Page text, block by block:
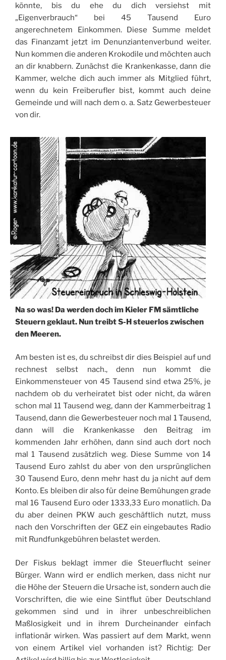
könnte, bis du ehe du dich versiehst mit
„Eigenverbrauch“ bei 45 Tausend Euro
angerechnetem Einkommen. Diese Summe meldet
das Finanzamt jetzt im Denunziantenverbund weiter.
Nun kommen die anderen Krokodile und möchten auch
an dir knabbern. Zunächst die Krankenkasse, dann die
Kammer, welche dich auch immer als Mitglied führt,
wenn du kein Freiberufler bist, kommt auch deine
Gemeinde und will nach dem o. a. Satz Gewerbesteuer
von dir.
Na so was! Da werden doch im Kieler FM sämtliche
Steuern geklaut. Nun treibt S-H steuerlos zwischen
den Meeren.
Am besten ist es, du schreibst dir dies Beispiel auf und
rechnest selbst nach., denn nun kommt die
Einkommensteuer von 45 Tausend sind etwa 25%, je
nachdem ob du verheiratet bist oder nicht, da wären
schon mal 11 Tausend weg, dann der Kammerbeitrag 1
Tausend, dann die Gewerbesteuer noch mal 1 Tausend,
dann will die Krankenkasse den Beitrag im
kommenden Jahr erhöhen, dann sind auch dort noch
mal 1 Tausend zusätzlich weg. Diese Summe von 14
Tausend Euro zahlst du aber von den ursprünglichen
30 Tausend Euro, denn mehr hast du ja nicht auf dem
Konto. Es bleiben dir also für deine Bemühungen grade
mal 16 Tausend Euro oder 1333,33 Euro monatlich. Da
du aber deinen PKW auch geschäftlich nutzt, muss
nach den Vorschriften der GEZ ein eingebautes Radio
mit Rundfunkgebühren belastet werden.
Der Fiskus beklagt immer die Steuerflucht seiner
Bürger. Wann wird er endlich merken, dass nicht nur
die Höhe der Steuern die Ursache ist, sondern auch die
Vorschriften, die wie eine Sintflut über Deutschland
gekommen sind und in ihrer unbeschreiblichen
Maßlosigkeit und in ihrem Durcheinander einfach
inflationär wirken. Was passiert auf dem Markt, wenn
von einem Artikel viel vorhanden ist? Richtig: Der